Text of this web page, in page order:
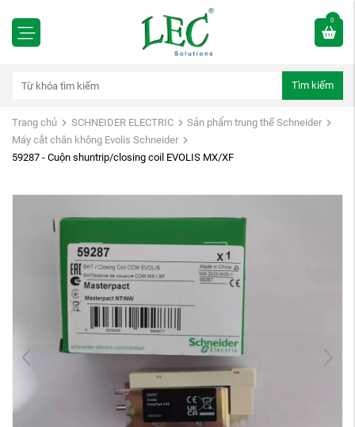
0
Tìm kiếm
Trang chủ SCHNEIDER ELECTRIC
Sản phẩm trung thế Schneider
Máy cắt chân không Evolis Schneider
59287 - Cuộn shuntrip/closing coil EVOLIS MX/XF